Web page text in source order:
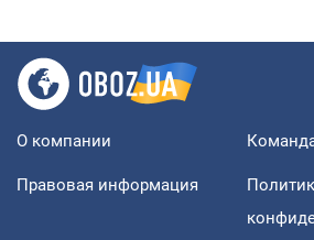
О компании
Правовая информация